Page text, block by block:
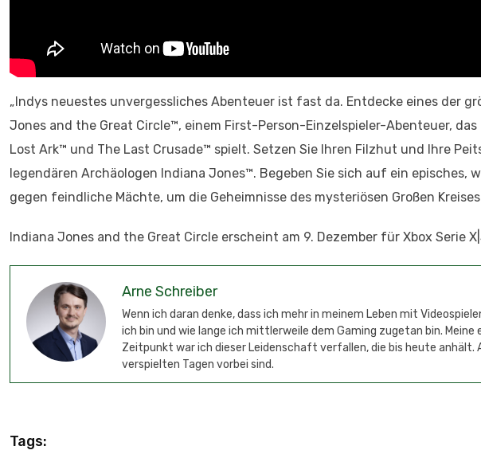
„Indys neuestes unvergessliches Abenteuer ist fast da. Entdecke eines der
Jones and the Great Circle™, einem First-Person-Einzelspieler-Abenteuer,
Lost Ark™ und The Last Crusade™ spielt. Setzen Sie Ihren Filzhut und Ihre
legendären Archäologen Indiana Jones™. Begeben Sie sich auf ein episches,
gegen feindliche Mächte, um die Geheimnisse des mysteriösen Großen
Indiana Jones and the Great Circle erscheint am 9. Dezember für Xbox Serie
Arne Schreiber
Wenn ich daran denke, dass ich mehr in meinem Leben mit
ich bin und wie lange ich mittlerweile dem Gaming zugetan bin.
Zeitpunkt war ich dieser Leidenschaft verfallen, die bis heute anhält.
verspielten Tagen vorbei sind.
Tags: